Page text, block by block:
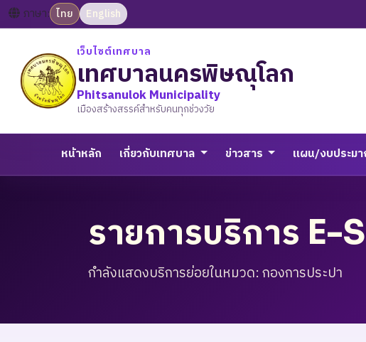
ภาษา: ไทย English
เว็บไซต์เทศบาล
เทศบาลนครพิษณุโลก
Phitsanulok Municipality
เมืองสร้างสรรค์สำหรับคนทุกช่วงวัย
หน้าหลัก เกี่ยวกับเทศบาล ข่าวสาร แผน/งบประม
รายการบริการ
กำลังแสดงบริการย่อยในหมวด: กองการประปา